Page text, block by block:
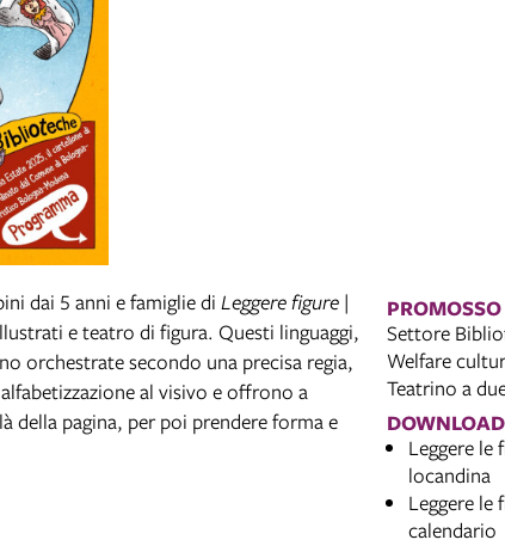
dai 5 anni e famiglie di Leggere figure |
e teatro di figura. Questi linguaggi,
orchestrate secondo una precisa regia,
al visivo e offrono a
della pagina, per poi prendere forma e
Settore
Welfare
Teatrino a
DOWNLOAD
Leggere le
locandina
Leggere le
calendario